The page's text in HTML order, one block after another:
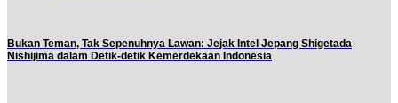
Bukan Teman, Tak Sepenuhnya Lawan: Jejak Intel Jepang Shigetada
Nishijima dalam Detik-detik Kemerdekaan Indonesia